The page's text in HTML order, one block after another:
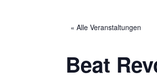
« Alle Veranstaltungen
Beat